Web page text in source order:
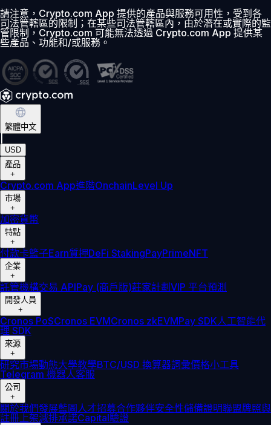
請注意，Crypto.com App 提供的產品與服務可用性，受到各
司法管轄區的限制；在某些司法管轄區內，由於潛在或實際的監
管限制，Crypto.com 可能無法透過 Crypto.com App 提供某
些產品、功能和/或服務。
繁體中文
USD
產品
+
Crypto.com App進階OnchainLevel Up
市場
+
加密貨幣
特點
+
付款卡籃子Earn質押DeFi StakingPayPrimeNFT
企業
+
託管機構交易 APIPay (商戶版)莊家計劃VIP 平台預測
開發人員
+
Cronos PoSCronos EVMCronos zkEVMPay SDK人工智能代
理 SDK
來源
+
研究市場動態大學教學BTC/USD 換算器詞彙價格小工具
Telegram 機器人客服
公司
+
關於我們發展藍圖人才招募合作夥伴安全性儲備證明聯盟牌照與
註冊 上架減排承諾Capital驗證